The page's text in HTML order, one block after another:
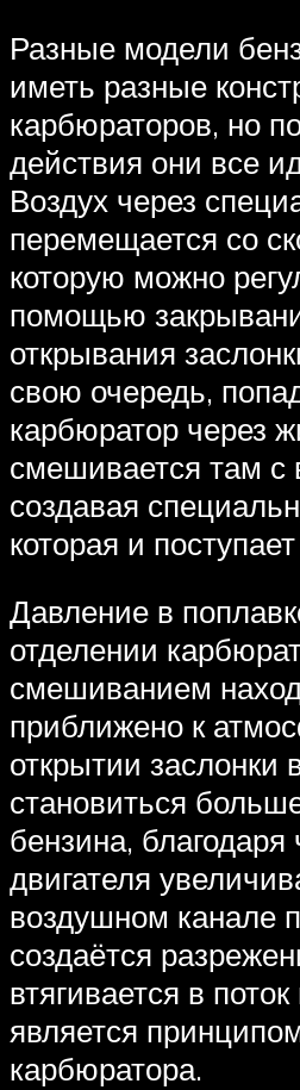
Разные модели
иметь разные
карбюраторов, но
действия они все
Воздух через
перемещается со
которую можно
помощью
открывания
свою очередь,
карбюратор через
смешивается там с
создавая
которая и
Давление в
отделении
смешиванием
приближено к
открытии заслонки
становиться
бензина,
двигателя
воздушном канале
создаётся
втягивается в
является
карбюратора.